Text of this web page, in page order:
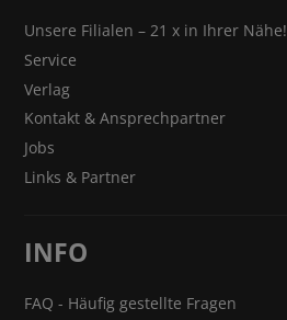
Unsere Filialen – 21 x in Ihrer Nähe!
Service
Verlag
Kontakt & Ansprechpartner
Jobs
Links & Partner
INFO
FAQ - Häufig gestellte Fragen